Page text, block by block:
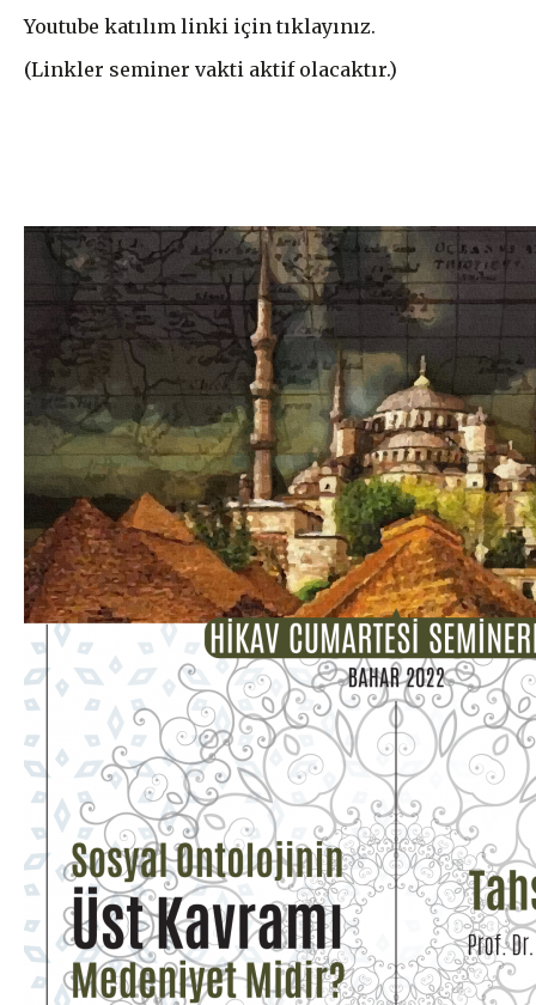
Youtube katılım linki için tıklayınız.
(Linkler seminer vakti aktif olacaktır.)